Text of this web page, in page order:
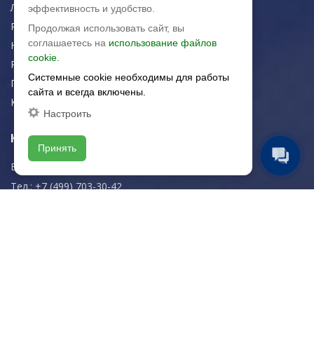
Логистика
Резка керамогранита
Новости
Рекомендации
Портфолио
Контакты
Контактная информация
E-mail:
Тел.: +7 (499) 703-30-42
эффективность и удобство.
Продолжая использовать сайт, вы
соглашаетесь на использование файлов
cookie.
Системные cookie необходимы для работы
сайта и всегда включены.
Настроить
Принять